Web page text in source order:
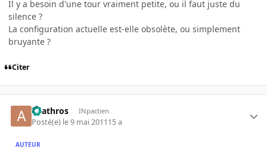
Il y a besoin d'une tour vraiment petite, ou il faut juste du
silence ?
La configuration actuelle est-elle obsolète, ou simplement
bruyante ?
Citer
anathros INpactien
Posté(e) le 9 mai 201115 a
AUTEUR